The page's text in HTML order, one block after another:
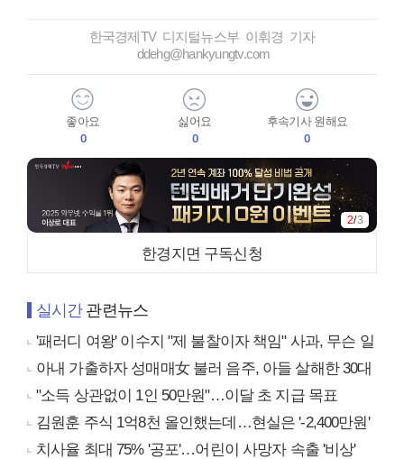
한국경제TV 디지털뉴스부 이휘경 기자
ddehg@hankyungtv.com
좋아요
0
싫어요
0
후속기사 원해요
0
2/3
한경지면 구독신청
실시간관련뉴스
'패러디 여왕' 이수지 "제 불찰이자 책임" 사과, 무슨 일
아내 가출하자 성매매女 불러 음주, 아들 살해한 30대
"소득 상관없이 1인 50만원"…이달 초 지급 목표
김원훈 주식 1억8천 올인했는데…현실은 '-2,400만원'
치사율 최대 75% '공포'…어린이 사망자 속출 '비상'